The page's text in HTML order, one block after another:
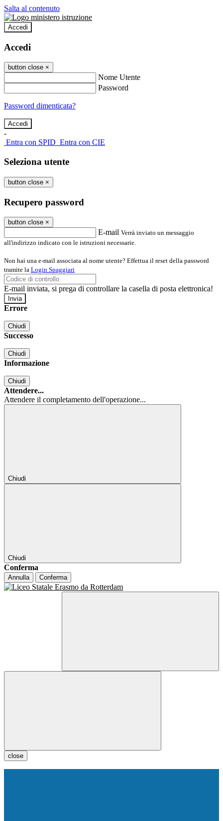
Salta al contenuto
Accedi
Accedi
button close ×
Nome Utente
Password
Password dimenticata?
-
Entra con SPID Entra con CIE
Seleziona utente
button close ×
Recupero password
button close ×
E-mail Verrà inviato un messaggio
all'indirizzo indicato con le istruzioni necessarie.
Non hai una e-mail associata al nome utente? Effettua il reset della password
tramite la Login Spaggiari
E-mail inviata, si prega di controllare la casella di posta elettronica!
Errore
Chiudi
Successo
Chiudi
Informazione
Chiudi
Attendere...
Attendere il completamento dell'operazione...
Chiudi
Chiudi
Conferma
Annulla Conferma
close